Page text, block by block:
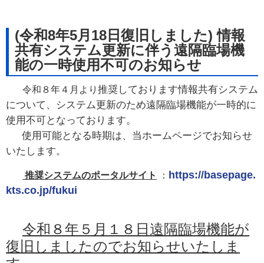
(令和8年5月18日復旧しました) 情報
共有システム更新に伴う遠隔臨場機
能の一時使用不可のお知らせ
令和８年４月より 推奨しております情報共有システム
について、システム更新のため遠隔臨場機能が一時的に
使用不可となっております。
使用可能となる時期は、当ホームページでお知らせ
いたします。
推奨システムのポータルサイト ： https://basepage.
kts.co.jp/fukui
令和８年５月１８日遠隔臨場機能が
復旧しましたのでお知らせいたしま